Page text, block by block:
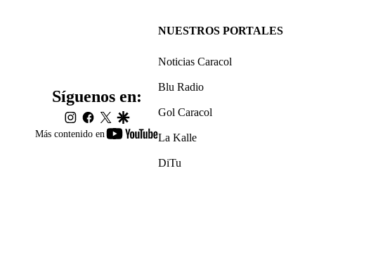
Más contenido en
youtube-
Síguenos en:
instagram
facebook
twittergoogle
NUESTROS PORTALES
Noticias Caracol
Blu Radio
Gol Caracol
La Kalle
DiTu